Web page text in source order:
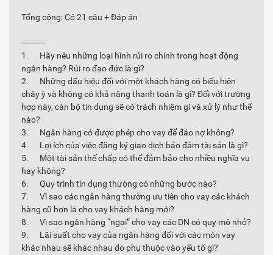
Tổng cộng: Có 21 câu + Đáp án
----------
1. Hãy nêu những loại hình rủi ro chính trong hoạt động
ngân hàng? Rủi ro đạo đức là gì?
2. Những dấu hiệu đối với một khách hàng có biểu hiện
chây ỳ và không có khả năng thanh toán là gì? Đối với trường
hợp này, cán bộ tín dụng sẽ có trách nhiệm gì và xử lý như thế
nào?
3. Ngân hàng có được phép cho vay để đảo nợ không?
4. Lợi ích của việc đăng ký giao dịch bảo đảm tài sản là gì?
5. Một tài sản thế chấp có thể đảm bảo cho nhiều nghĩa vụ
hay không?
6. Quy trình tín dụng thường có những bước nào?
7. Vì sao các ngân hàng thường ưu tiên cho vay các khách
hàng cũ hơn là cho vay khách hàng mới?
8. Vì sao ngân hàng “ngại” cho vay các DN có quy mô nhỏ?
9. Lãi suất cho vay của ngân hàng đối với các món vay
khác nhau sẽ khác nhau do phụ thuộc vào yếu tố gì?